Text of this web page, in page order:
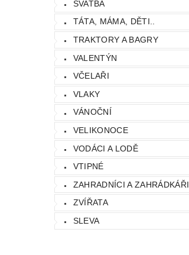
SVATBA
TÁTA, MÁMA, DĚTI..
TRAKTORY A BAGRY
VALENTÝN
VČELAŘI
VLAKY
VÁNOČNÍ
VELIKONOCE
VODÁCI A LODĚ
VTIPNÉ
ZAHRADNÍCI A ZAHRÁDKÁŘI
ZVÍŘATA
SLEVA